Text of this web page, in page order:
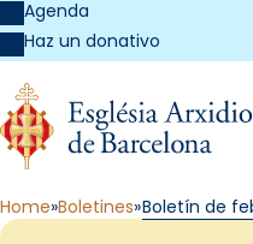
Agenda
Haz un donativo
Home Boletines Boletín de